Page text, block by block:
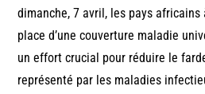
dimanche, 7 avril, les pays
place d’une couverture maladie
un effort crucial pour réduire le
représenté par les maladies